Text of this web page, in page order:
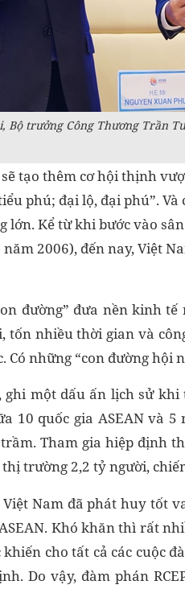
Bộ trưởng Công Thương Trần
tạo thêm cơ hội thịnh
phú; đại lộ, đại phú”.
lớn. Kể từ khi bước vào
2006), đến nay, Việt
đường” đưa nền kinh
tốn nhiều thời gian và
những “con đường hội
ghi một dấu ấn lịch sử
10 quốc gia ASEAN và
Tham gia hiệp định
trường 2,2 tỷ người,
Nam đã phát huy tốt
Khó khăn thì rất
cho tất cả các cuộc
Do vậy, đàm phán